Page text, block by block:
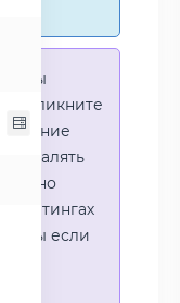
бы
- кликните
удалять
рейтингах
если